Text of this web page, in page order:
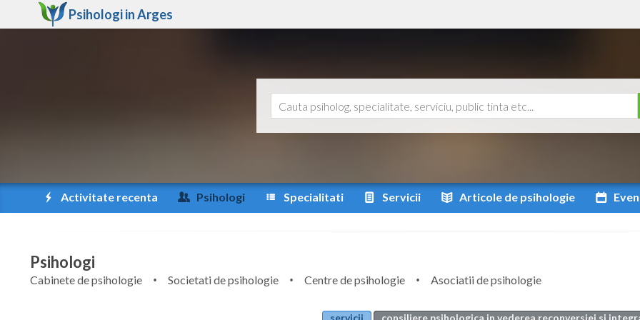
Psihologi inArges
Activitate recenta Psihologi Specialitati Servicii Articole de psihologie
Psihologi
Cabinete de psihologie Societati de psihologie Centre de psihologie
Asociatii de psihologie
servicii
consiliere psihologica in vederea reconversiei si